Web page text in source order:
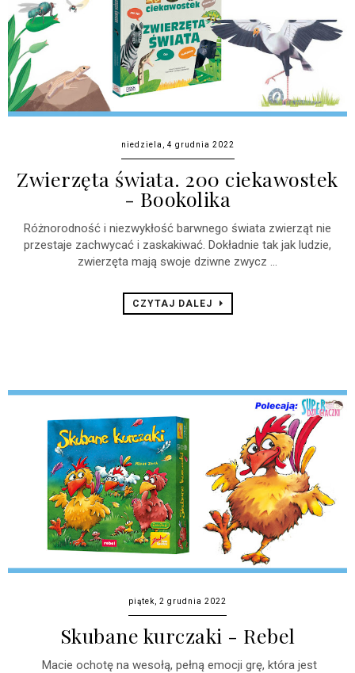
niedziela, 4 grudnia 2022
Zwierzęta świata. 200 ciekawostek
- Bookolika
Różnorodność i niezwykłość barwnego świata zwierząt nie
przestaje zachwycać i zaskakiwać. Dokładnie tak jak ludzie,
zwierzęta mają swoje dziwne zwycz ...
CZYTAJ DALEJ
piątek, 2 grudnia 2022
Skubane kurczaki - Rebel
Macie ochotę na wesołą, pełną emocji grę, która jest